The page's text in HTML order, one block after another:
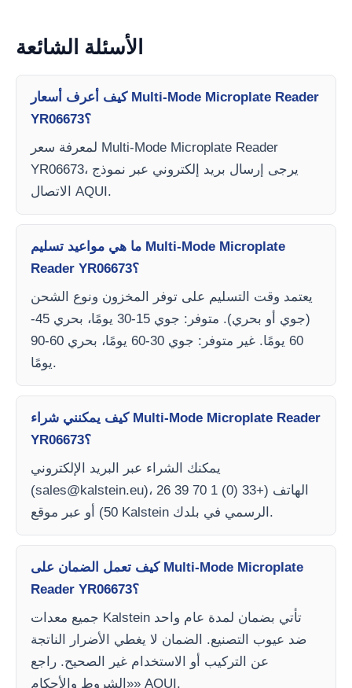
الأسئلة الشائعة
كيف أعرف أسعار Multi-Mode Microplate Reader
YR06673؟
لمعرفة سعر Multi-Mode Microplate Reader
YR06673، يرجى إرسال بريد إلكتروني عبر نموذج
الاتصال AQUI.
ما هي مواعيد تسليم Multi-Mode Microplate
Reader YR06673؟
يعتمد وقت التسليم على توفر المخزون ونوع الشحن
(جوي أو بحري). متوفر: جوي 15-30 يومًا، بحري 45-
60 يومًا. غير متوفر: جوي 30-60 يومًا، بحري 60-90
يومًا.
كيف يمكنني شراء Multi-Mode Microplate Reader
YR06673؟
يمكنك الشراء عبر البريد الإلكتروني
(sales@kalstein.eu)، الهاتف (+33 (0) 1 70 39 26
50) أو عبر موقع Kalstein الرسمي في بلدك.
كيف تعمل الضمان على Multi-Mode Microplate
Reader YR06673؟
جميع معدات Kalstein تأتي بضمان لمدة عام واحد
ضد عيوب التصنيع. الضمان لا يغطي الأضرار الناتجة
عن التركيب أو الاستخدام غير الصحيح. راجع
«الشروط والأحكام» AQUI.